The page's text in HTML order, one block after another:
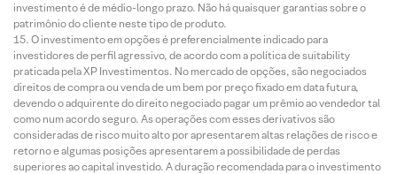
investimento é de médio-longo prazo. Não há quaisquer garantias sobre o
patrimônio do cliente neste tipo de produto.
O investimento em opções é preferencialmente indicado para
investidores de perfil agressivo, de acordo com a política de suitability
praticada pela XP Investimentos. No mercado de opções, são negociados
direitos de compra ou venda de um bem por preço fixado em data futura,
devendo o adquirente do direito negociado pagar um prêmio ao vendedor tal
como num acordo seguro. As operações com esses derivativos são
consideradas de risco muito alto por apresentarem altas relações de risco e
retorno e algumas posições apresentarem a possibilidade de perdas
superiores ao capital investido. A duração recomendada para o investimento